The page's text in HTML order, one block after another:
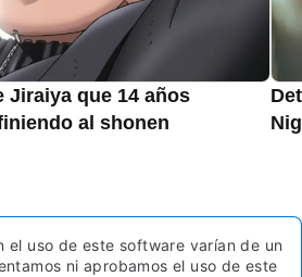
Jiraiya que 14 años
al shonen
el uso de este software varían de un
ni aprobamos el uso de este